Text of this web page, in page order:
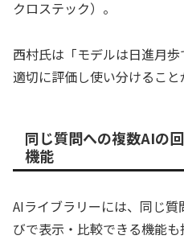
クロステック）。
西村氏は「モデルは日進月
適切に評価し使い分けること
同じ質問への複数AIの
機能
AIライブラリーには、同じ
びで表示・比較できる機能も